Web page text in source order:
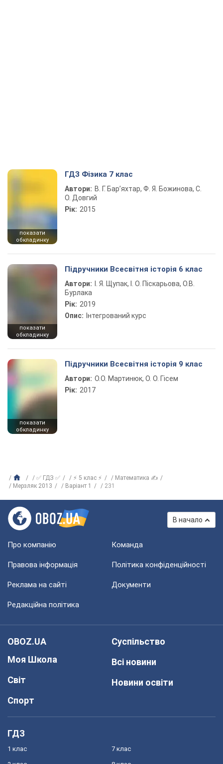
показати
обкладинку
ГДЗ Фізика 7 клас
Автори: В. Г. Бар’яхтар, Ф. Я. Божинова, С.
О. Довгий
Рік: 2015
показати
обкладинку
Підручники Всесвітня історія 6 клас
Автори:
І. Я. Щупак, І. О. Піскарьова, О.В.
Бурлака
Рік: 2019
Опис: Інтегрований курс
показати
обкладинку
Підручники Всесвітня історія 9 клас
Автори: О.О. Мартинюк, О. О. Гісем
Рік: 2017
✅ ГДЗ ✅ ⚡ 5 клас ⚡
Математика ✍
Мерзляк 2013
Варіант 1 231
В начало
Про компанію Команда
Правова інформація Політика конфіденційності
Реклама на сайті Документи
Редакційна політика
OBOZ.UA
Моя Школа
Світ
Спорт
Суспільство
Всі новини
Новини освіти
ГДЗ
1 клас 7 клас